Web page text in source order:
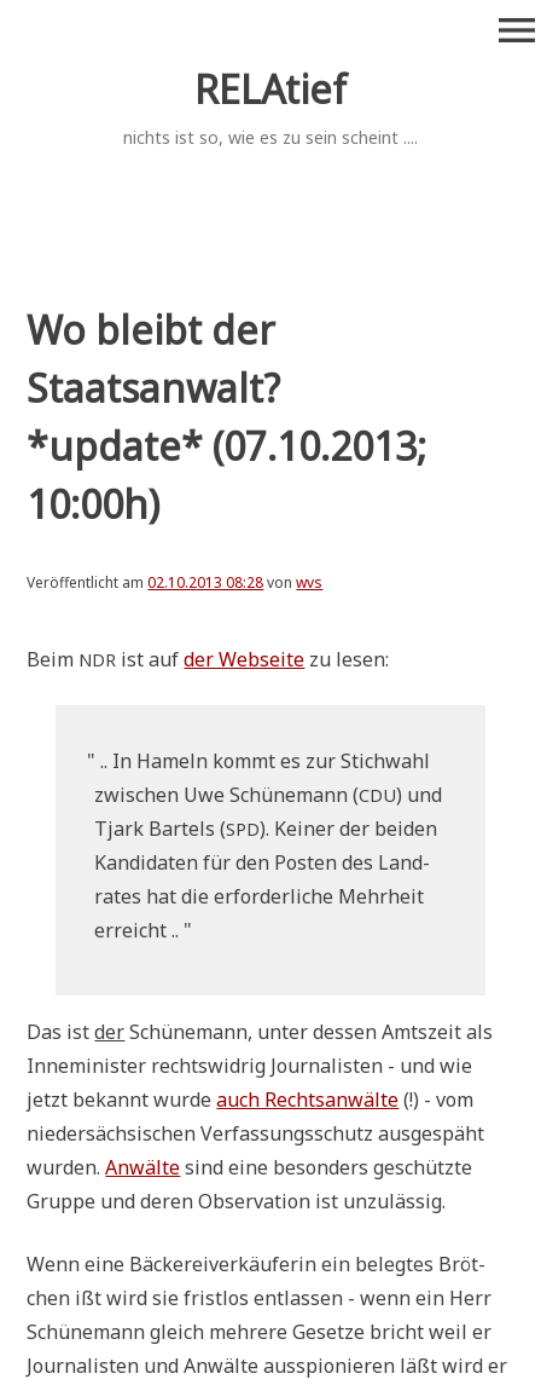
RELAtief
nichts ist so, wie es zu sein scheint ....
menu
Wo bleibt der
Staatsanwalt?
*update* (07.10.2013;
10:00h)
Veröffentlicht am02.10.2013 08:28vonwvs
Beim NDR ist aufder Web­sei­te zu lesen:
" .. In Hameln kommt es zur Stich­wahl
zwi­schen Uwe Schü­ne­mann (CDU) und
Tjark Bartels (SPD). Kei­ner der bei­den
Kan­di­da­ten für den Posten des Land­
ra­tes hat die erfor­der­li­che Mehr­heit
erreicht .. "
Das istderSchü­ne­mann, unter des­sen Amts­zeit als
Inne­mi­ni­ster rechts­wid­rig Jour­na­li­sten - und wie
jetzt bekannt wur­deauch Rechts­an­wäl­te(!) - vom
nie­der­säch­si­schen Ver­fas­sungs­schutz aus­ge­späht
wur­den.Anwäl­tesind eine beson­ders geschütz­te
Grup­pe und deren Obser­va­ti­on ist unzulässig.
Wenn eine Bäcke­rei­ver­käu­fe­rin ein beleg­tes Bröt­
chen ißt wird sie frist­los ent­las­sen - wenn ein Herr
Schü­ne­mann gleich meh­re­re Geset­ze bricht weil er
Jour­na­li­sten und Anwäl­te aus­spio­nie­ren läßt wird er